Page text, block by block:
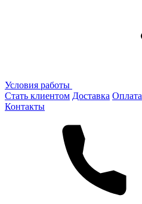
Условия работы
Стать клиентом Доставка Оплата
Контакты